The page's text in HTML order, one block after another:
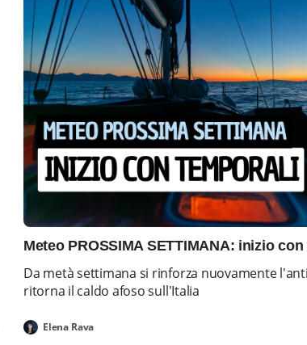
Meteo PROSSIMA SETTIMANA: inizio
Da metà settimana si rinforza nuovamente
ritorna il caldo afoso sull'Italia
Elena Rava